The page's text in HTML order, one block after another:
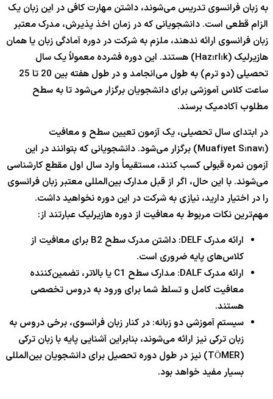
به زبان فرانسوی تدریس می‌شوند، داشتن مهارت کافی در این زبان یک
الزام قطعی است. دانشجویانی که در زمان اخذ پذیرش، مدرک معتبر
زبان فرانسوی ارائه ندهند، ملزم به شرکت در دوره آمادگی زبان یا همان
هازیرلیک (Hazırlık) هستند. این دوره فشرده معمولاً یک سال
تحصیلی (دو ترم) به طول می‌انجامد و در طول هفته بین 20 تا 25
ساعت کلاس آموزشی برای دانشجویان برگزار می‌شود تا به سطح
مطلوب آکادمیک برسند.
در ابتدای سال تحصیلی، یک آزمون تعیین سطح و معافیت
(Muafiyet Sınavı) برگزار می‌شود. دانشجویانی که بتوانند در این
آزمون نمره قبولی کسب کنند، مستقیماً وارد سال اول مقطع کارشناسی
می‌شوند. با این حال، اگر از قبل مدارک بین‌المللی معتبر زبان فرانسوی
را در اختیار دارید، نیازی به شرکت در این دوره نخواهید داشت.
مهم‌ترین نکات مربوط به معافیت از دوره هازیرلیک عبارتند از:
ارائه مدرک DELF: داشتن مدرک سطح B2 برای معافیت از
کلاس‌های پایه ضروری است.
ارائه مدرک DALF: مدارک سطح C1 یا بالاتر، تضمین‌کننده
معافیت کامل و تسلط شما برای ورود به دروس تخصصی
هستند.
سیستم آموزشی دو زبانه: در کنار زبان فرانسوی، برخی دروس به
زبان ترکی نیز ارائه می‌شوند، بنابراین آشنایی پایه با زبان ترکی
(TÖMER) نیز در طول دوره تحصیل برای دانشجویان بین‌المللی
بسیار مفید خواهد بود.